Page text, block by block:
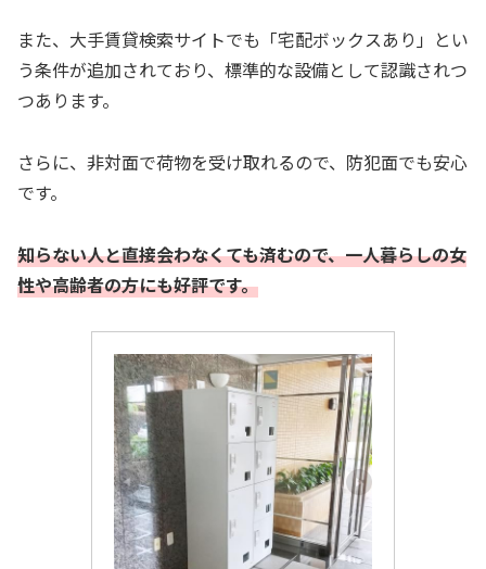
また、大手賃貸検索サイトでも「宅配ボックスあり」とい
う条件が追加されており、標準的な設備として認識されつ
つあります。
さらに、非対面で荷物を受け取れるので、防犯面でも安心
です。
知らない人と直接会わなくても済むので、一人暮らしの女
性や高齢者の方にも好評です。